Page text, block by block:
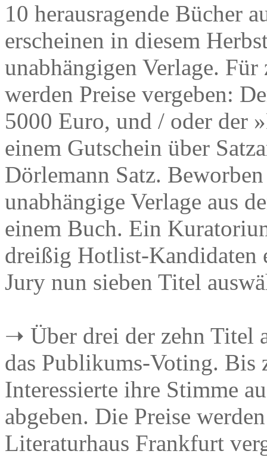
10 herausragende Bücher
erscheinen in diesem
unabhängigen Verlage.
werden Preise vergeben:
5000 Euro, und / oder der
einem Gutschein über
Dörlemann Satz.
unabhängige Verlage aus
einem Buch. Ein
dreißig Hotlist-Kandidaten
Jury nun sieben Titel
➝ Über drei der zehn Titel
das Publikums-Voting. Bis
Interessierte ihre Stimme
abgeben. Die Preise
Literaturhaus Frankfurt